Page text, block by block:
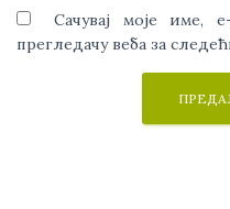
Сачувај моје име,
прегледачу веба за